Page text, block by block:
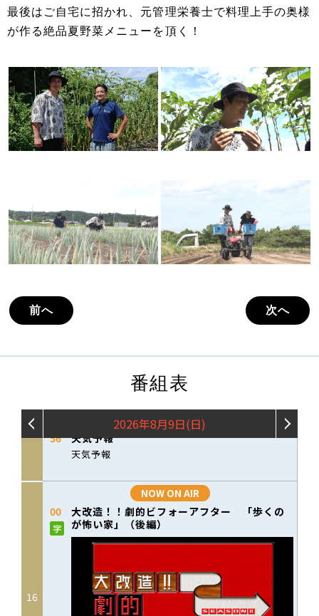
最後はご自宅に招かれ、元管理栄養士で料理上手の奥様
が作る絶品夏野菜メニューを頂く！
前へ 次へ
番組表